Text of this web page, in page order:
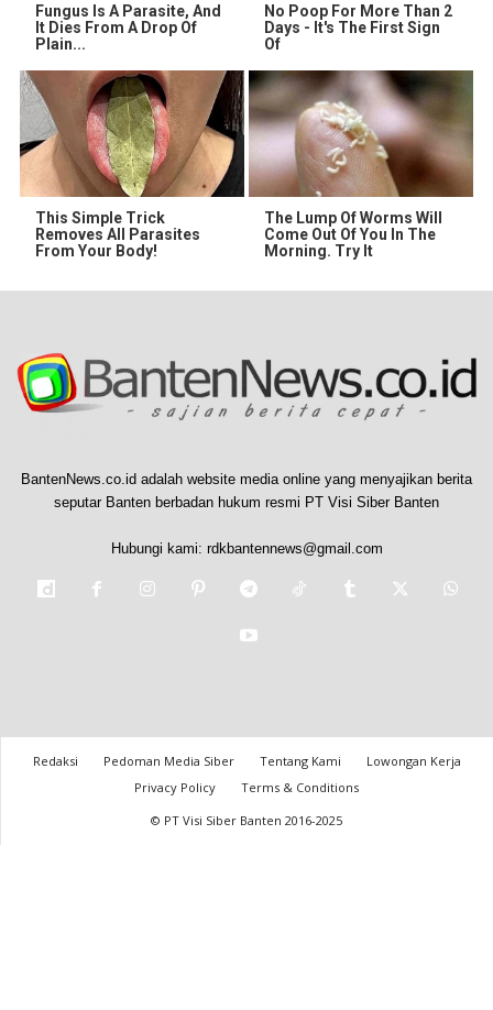
Fungus Is A Parasite, And
It Dies From A Drop Of
Plain...
No Poop For More Than 2
Days - It's The First Sign
Of
This Simple Trick
Removes All Parasites
From Your Body!
The Lump Of Worms Will
Come Out Of You In The
Morning. Try It
BantenNews.co.id adalah website media online yang menyajikan berita
seputar Banten berbadan hukum resmi PT Visi Siber Banten
Hubungi kami: rdkbantennews@gmail.com
Redaksi Pedoman Media Siber Tentang Kami
Lowongan Kerja
Privacy Policy
Terms & Conditions
© PT Visi Siber Banten 2016-2025